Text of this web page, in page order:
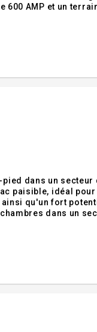
AMP et un
dans un
paisible, idéal
qu'un fort potentiel
un secteur de